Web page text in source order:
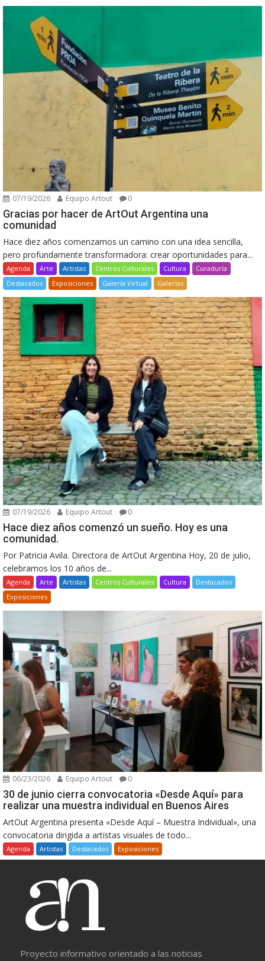
07/19/2026 Equipo Artout 0
Gracias por hacer de ArtOut Argentina una
comunidad
Hace diez años comenzamos un camino con una idea sencilla,
pero profundamente transformadora: crear oportunidades para...
Agenda Arte Artistas Centros Culturales Cultura
Curaduría
Destacados
Exposiciones Galería Virtual Galerías
07/19/2026 Equipo Artout 0
Hace diez años comenzó un sueño. Hoy es una
comunidad.
Por Patricia Avila. Directora de ArtOut Argentina Hoy, 20 de julio,
celebramos los 10 años de...
Agenda Arte Artistas Centros Culturales Cultura
Destacados
Exposiciones
06/23/2026 Equipo Artout 0
30 de junio cierra convocatoria «Desde Aquí» para
realizar una muestra individual en Buenos Aires
ArtOut Argentina presenta «Desde Aquí – Muestra Individual», una
convocatoria dirigida a artistas visuales de todo...
Agenda Artistas Destacados Exposiciones
Proyecto informativo orientado a las noticias